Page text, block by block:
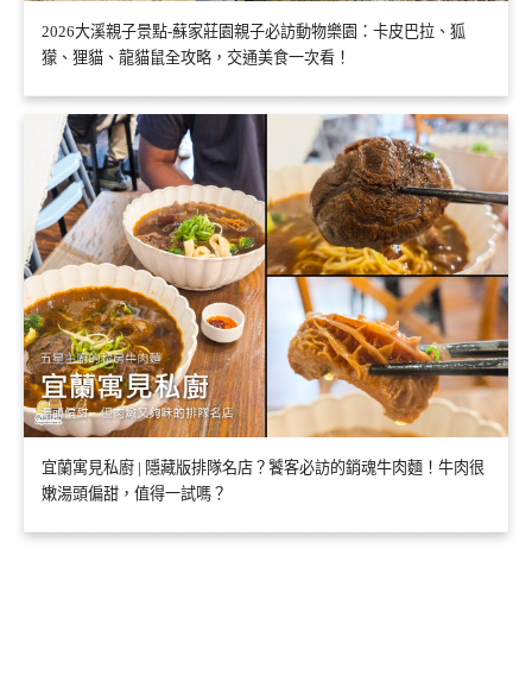
2026大溪親子景點-蘇家莊園親子必訪動物樂園：卡皮巴拉、狐
獴、狸貓、龍貓鼠全攻略，交通美食一次看！
宜蘭寓見私廚 | 隱藏版排隊名店？饕客必訪的銷魂牛肉麵！牛肉很
嫩湯頭偏甜，值得一試嗎？